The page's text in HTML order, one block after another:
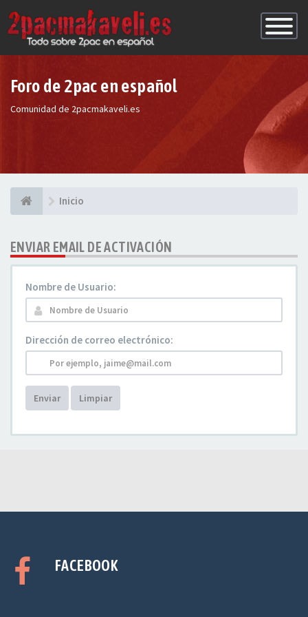
de
Foro de 2pac en español
Comunidad de 2pacmakaveli.es
Inicio
ENVIAR EMAIL DE ACTIVACIÓN
Nombre de Usuario:
Dirección de correo electrónico:
Enviar Limpiar
FACEBOOK